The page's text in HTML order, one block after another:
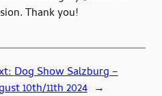
Thank you!
Dog Show Salzburg –
10th/11th 2024 →